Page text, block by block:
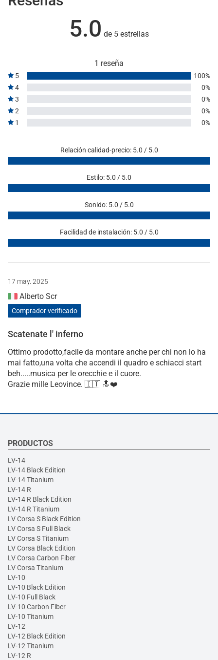
5.0 de 5 estrellas
1 reseña
5
100%
4
0%
3
0%
2
0%
1
0%
Relación calidad-precio: 5.0 / 5.0
Estilo: 5.0 / 5.0
Sonido: 5.0 / 5.0
Facilidad de instalación: 5.0 / 5.0
17 may. 2025
Alberto Scr
Comprador verificado
Scatenate l' inferno
Ottimo prodotto,facile da montare anche per chi non lo ha
mai fatto,una volta che accendi il quadro e schiacci start
beh.....musica per le orecchie e il cuore.
Grazie mille Leovince. 🇮🇹 🔝❤️
PRODUCTOS
LV-14
LV-14 Black Edition
LV-14 Titanium
LV-14 R
LV-14 R Black Edition
LV-14 R Titanium
LV Corsa S Black Edition
LV Corsa S Full Black
LV Corsa S Titanium
LV Corsa Black Edition
LV Corsa Carbon Fiber
LV Corsa Titanium
LV-10
LV-10 Black Edition
LV-10 Full Black
LV-10 Carbon Fiber
LV-10 Titanium
LV-12
LV-12 Black Edition
LV-12 Titanium
LV-12 R